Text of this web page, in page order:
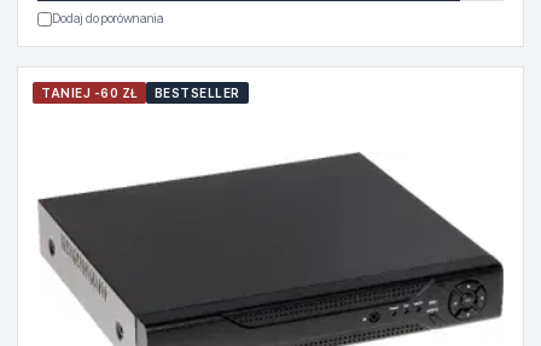
Dodaj do porównania
TANIEJ -60 ZŁ BESTSELLER